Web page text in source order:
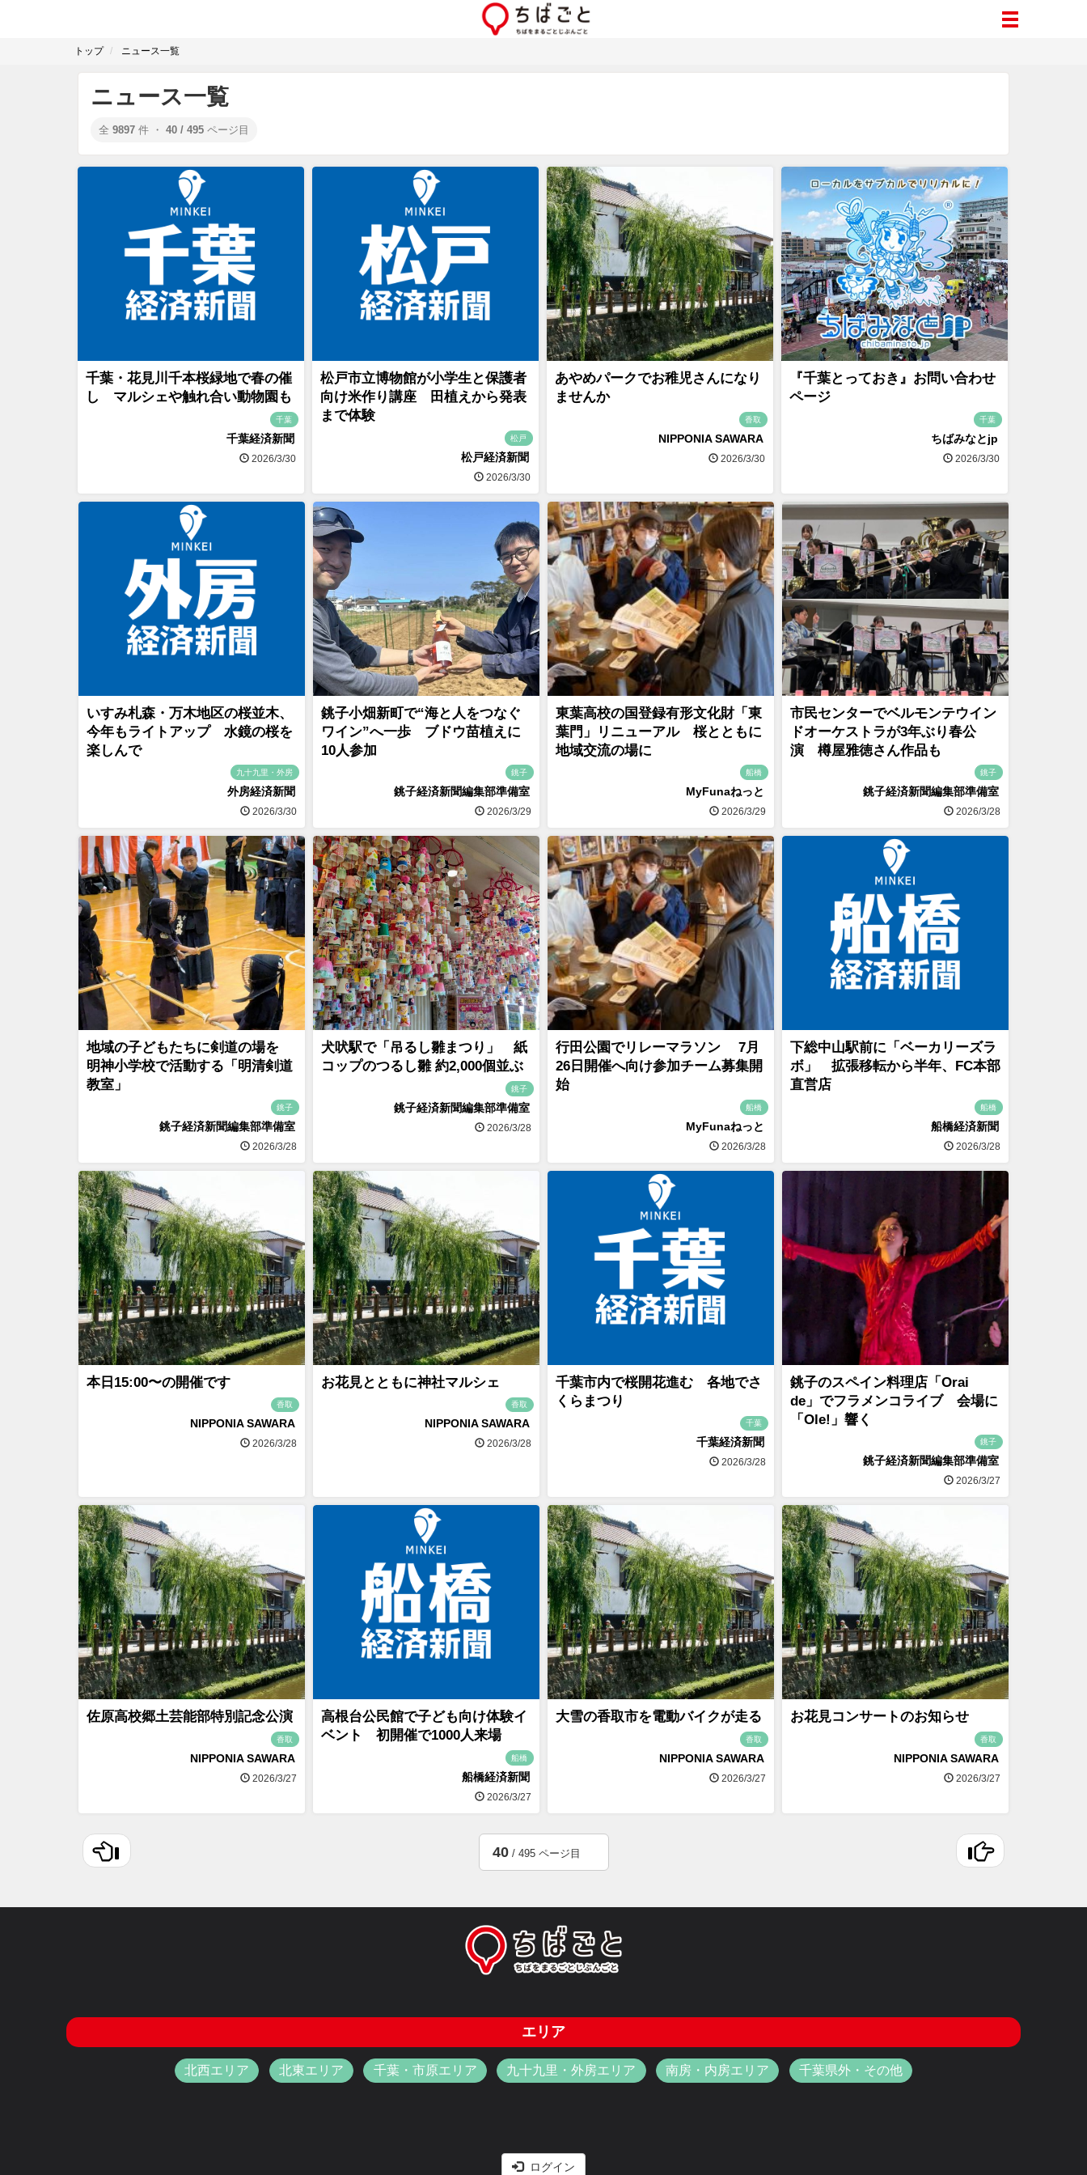
トップ ニュース一覧
ニュース一覧
全 9897 件 ・ 40 / 495 ページ目
千葉・花見川千本桜緑地で春の催
し マルシェや触れ合い動物園も
千葉
千葉経済新聞
2026/3/30
松戸市立博物館が小学生と保護者
向け米作り講座 田植えから発表
まで体験
松戸
松戸経済新聞
2026/3/30
あやめパークでお稚児さんになり
ませんか
香取
NIPPONIA SAWARA
2026/3/30
『千葉とっておき』お問い合わせ
ページ
千葉
ちばみなとjp
2026/3/30
いすみ札森・万木地区の桜並木、
今年もライトアップ 水鏡の桜を
楽しんで
九十九里・外房
外房経済新聞
2026/3/30
銚子小畑新町で“海と人をつなぐ
ワイン”へ一歩 ブドウ苗植えに
10人参加
銚子
銚子経済新聞編集部準備室
2026/3/29
東葉高校の国登録有形文化財「東
葉門」リニューアル 桜とともに
地域交流の場に
船橋
MyFunaねっと
2026/3/29
市民センターでベルモンテウイン
ドオーケストラが3年ぶり春公
演 樽屋雅徳さん作品も
銚子
銚子経済新聞編集部準備室
2026/3/28
地域の子どもたちに剣道の場を
明神小学校で活動する「明清剣道
教室」
銚子
銚子経済新聞編集部準備室
2026/3/28
犬吠駅で「吊るし雛まつり」 紙
コップのつるし雛 約2,000個並ぶ
銚子
銚子経済新聞編集部準備室
2026/3/28
行田公園でリレーマラソン 7月
26日開催へ向け参加チーム募集開
始
船橋
MyFunaねっと
2026/3/28
下総中山駅前に「ベーカリーズラ
ボ」 拡張移転から半年、FC本部
直営店
船橋
船橋経済新聞
2026/3/28
本日15:00〜の開催です
香取
NIPPONIA SAWARA
2026/3/28
お花見とともに神社マルシェ
香取
NIPPONIA SAWARA
2026/3/28
千葉市内で桜開花進む 各地でさ
くらまつり
千葉
千葉経済新聞
2026/3/28
銚子のスペイン料理店「Orai
de」でフラメンコライブ 会場に
「Ole!」響く
銚子
銚子経済新聞編集部準備室
2026/3/27
佐原高校郷土芸能部特別記念公演
香取
NIPPONIA SAWARA
2026/3/27
高根台公民館で子ども向け体験イ
ベント 初開催で1000人来場
船橋
船橋経済新聞
2026/3/27
大雪の香取市を電動バイクが走る
香取
NIPPONIA SAWARA
2026/3/27
お花見コンサートのお知らせ
香取
NIPPONIA SAWARA
2026/3/27
40/ 495 ページ目
エリア
北西エリア 北東エリア 千葉・市原エリア 九十九里・外房エリア 南房・内房エリア 千葉県外・その他
ログイン